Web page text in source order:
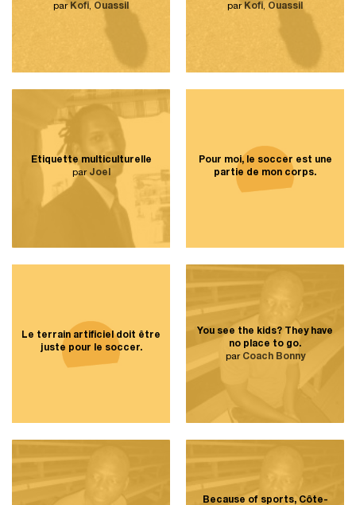
parKofi, Ouassil
parKofi, Ouassil
Étiquette multiculturelle
par Joel
Pour moi, le soccer est une
partie de mon corps.
Le terrain artificiel doit être
juste pour le soccer.
You see the kids? They have
no place to go.
par Coach Bonny
Because of sports, Côte-